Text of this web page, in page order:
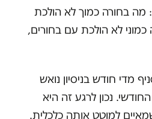
מה בחורה כמוך לא הולכת
לא הולכת עם בחורים,
מדי חודש בניסיון נואש
נכון לרגע זה היא
למוטט אותה כלכלית.